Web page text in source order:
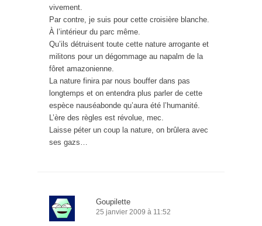
vivement.
Par contre, je suis pour cette croisière blanche.
À l’intérieur du parc même.
Qu’ils détruisent toute cette nature arrogante et
militons pour un dégommage au napalm de la
fôret amazonienne.
La nature finira par nous bouffer dans pas
longtemps et on entendra plus parler de cette
espèce nauséabonde qu’aura été l’humanité.
L’ère des règles est révolue, mec.
Laisse péter un coup la nature, on brûlera avec
ses gazs…
Goupilette
25 janvier 2009 à 11:52